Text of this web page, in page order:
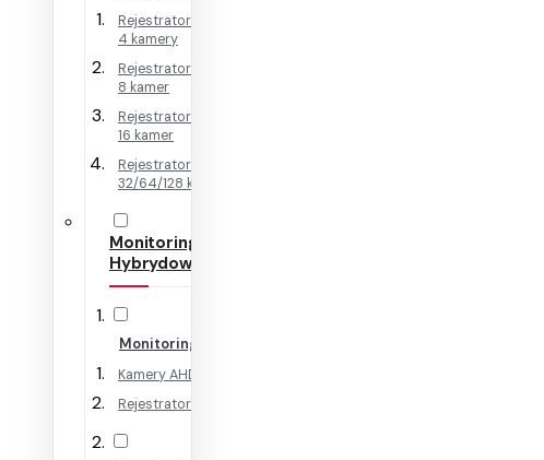
Rejestratory IP na
4 kamery
Rejestratory IP na
8 kamer
Rejestratory IP na
16 kamer
Rejestratory IP na
32/64/128 kamer
Monitoring
Hybrydowy
Monitoring AHD
Kamery AHD
Rejestratory AHD